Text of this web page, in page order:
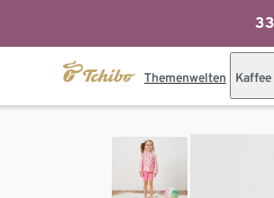
Themenwelten Kaffee